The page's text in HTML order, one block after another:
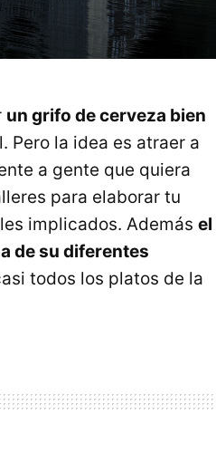
un grifo de cerveza bien
Pero la idea es atraer a
a gente que quiera
para elaborar tu
implicados. Además el
de su diferentes
todos los platos de la